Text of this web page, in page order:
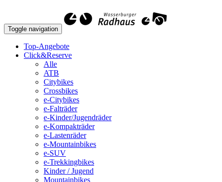
Toggle navigation
Top-Angebote
Click&Reserve
Alle
ATB
Citybikes
Crossbikes
e-Citybikes
e-Falträder
e-Kinder/Jugendräder
e-Kompakträder
e-Lastenräder
e-Mountainbikes
e-SUV
e-Trekkingbikes
Kinder / Jugend
Mountainbikes